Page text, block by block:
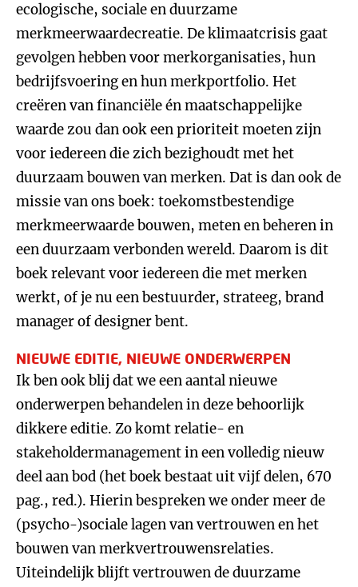
ecologische, sociale en duurzame
merkmeerwaardecreatie. De klimaatcrisis gaat
gevolgen hebben voor merkorganisaties, hun
bedrijfsvoering en hun merkportfolio. Het
creëren van financiële én maatschappelijke
waarde zou dan ook een prioriteit moeten zijn
voor iedereen die zich bezighoudt met het
duurzaam bouwen van merken. Dat is dan ook de
missie van ons boek: toekomstbestendige
merkmeerwaarde bouwen, meten en beheren in
een duurzaam verbonden wereld. Daarom is dit
boek relevant voor iedereen die met merken
werkt, of je nu een bestuurder, strateeg, brand
manager of designer bent.
NIEUWE EDITIE, NIEUWE ONDERWERPEN
Ik ben ook blij dat we een aantal nieuwe
onderwerpen behandelen in deze behoorlijk
dikkere editie. Zo komt relatie- en
stakeholdermanagement in een volledig nieuw
deel aan bod (het boek bestaat uit vijf delen, 670
pag., red.). Hierin bespreken we onder meer de
(psycho-)sociale lagen van vertrouwen en het
bouwen van merkvertrouwensrelaties.
Uiteindelijk blijft vertrouwen de duurzame